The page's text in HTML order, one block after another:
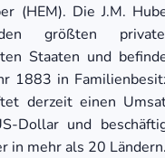
(HEM). Die J.M.
größten
Staaten und
1883 in
derzeit einen
Dollar und
mehr als 20